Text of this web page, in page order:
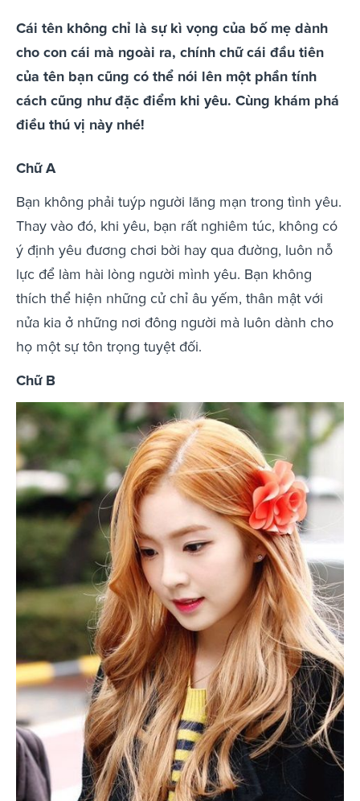
Cái tên không chỉ là sự kì vọng của bố mẹ dành
cho con cái mà ngoài ra, chính chữ cái đầu tiên
của tên bạn cũng có thể nói lên một phần tính
cách cũng như đặc điểm khi yêu. Cùng khám phá
điều thú vị này nhé!
Chữ A
Bạn không phải tuýp người lãng mạn trong tình yêu.
Thay vào đó, khi yêu, bạn rất nghiêm túc, không có
ý định yêu đương chơi bời hay qua đường, luôn nỗ
lực để làm hài lòng người mình yêu. Bạn không
thích thể hiện những cử chỉ âu yếm, thân mật với
nửa kia ở những nơi đông người mà luôn dành cho
họ một sự tôn trọng tuyệt đối.
Chữ B